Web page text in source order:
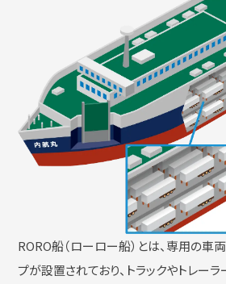
RORO船（ローロー船）とは、専用の車
プが設置されており、トラックやトレー